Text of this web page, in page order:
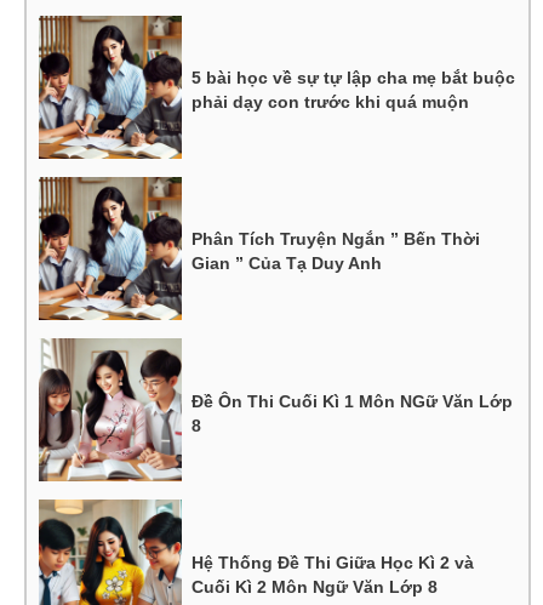
5 bài học về sự tự lập cha mẹ bắt buộc
phải dạy con trước khi quá muộn
Phân Tích Truyện Ngắn ” Bến Thời
Gian ” Của Tạ Duy Anh
Đề Ôn Thi Cuối Kì 1 Môn NGữ Văn Lớp
8
Hệ Thống Đề Thi Giữa Học Kì 2 và
Cuối Kì 2 Môn Ngữ Văn Lớp 8